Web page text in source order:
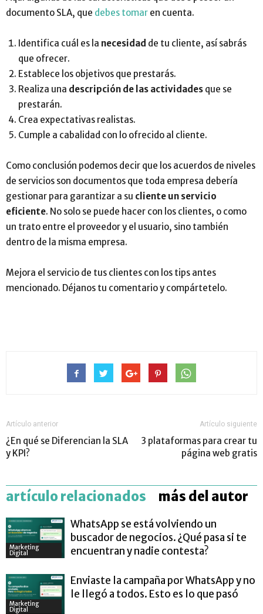
documento SLA, que debes tomar en cuenta.
Identifica cuál es la necesidad de tu cliente, así sabrás
que ofrecer.
Establece los objetivos que prestarás.
Realiza una descripción de las actividades que se
prestarán.
Crea expectativas realistas.
Cumple a cabalidad con lo ofrecido al cliente.
Como conclusión podemos decir que los acuerdos de niveles
de servicios son documentos que toda empresa debería
gestionar para garantizar a su cliente un servicio
eficiente. No solo se puede hacer con los clientes, o como
un trato entre el proveedor y el usuario, sino también
dentro de la misma empresa.
Mejora el servicio de tus clientes con los tips antes
mencionado. Déjanos tu comentario y compártetelo.
Artículo anterior
¿En qué se Diferencian la SLA
y KPI?
Artículo siguiente
3 plataformas para crear tu
página web gratis
artículo relacionados más del autor
Marketing
Digital
WhatsApp se está volviendo un
buscador de negocios. ¿Qué pasa si te
encuentran y nadie contesta?
Marketing
Digital
Enviaste la campaña por WhatsApp y no
le llegó a todos. Esto es lo que pasó